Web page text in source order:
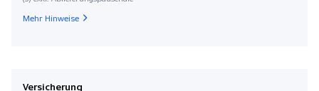
Mehr Hinweise
Versicherung